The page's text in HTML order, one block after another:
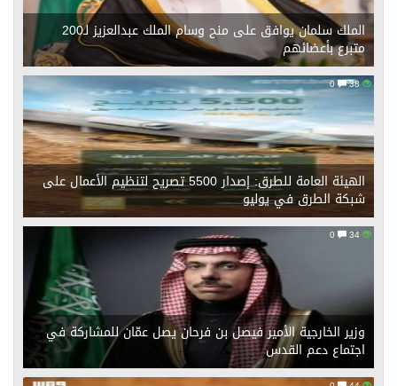
الملك سلمان يوافق على منح وسام الملك عبدالعزيز لـ200
متبرع بأعضائهم
38
0
الهيئة العامة للطرق: إصدار 5500 تصريح لتنظيم الأعمال على
شبكة الطرق في يوليو
وزير الخارجية الأمير فيصل بن فرحان يصل عمّان للمشاركة في
اجتماع دعم القدس